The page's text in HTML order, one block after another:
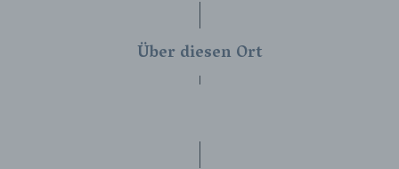
Über diesen Ort